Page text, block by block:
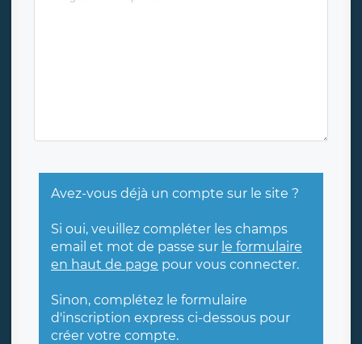
Avez-vous déjà un compte sur le site ?
Si oui, veuillez compléter les champs
email et mot de passe sur le formulaire
en haut de page pour vous connecter.
Sinon, complétez le formulaire
d'inscription express ci-dessous pour
créer votre compte.